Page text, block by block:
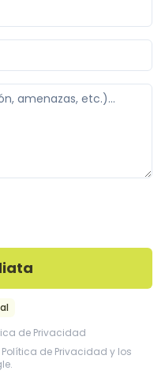
de Privacidad
Política de Privacidad y los